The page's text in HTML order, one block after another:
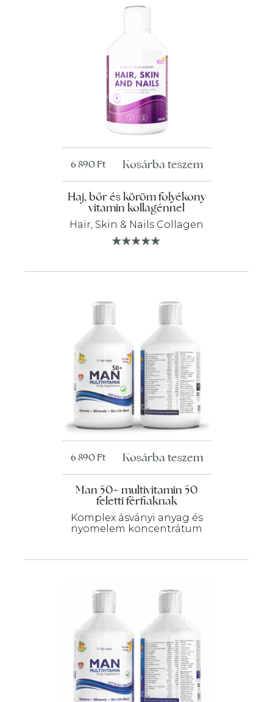
Haj, bőr és köröm folyékony
vitamin kollagénnel
Hair, Skin & Nails Collagen
6 890Ft Kosárba teszem
Man 50+ multivitamin 50
feletti férfiaknak
Komplex ásványi anyag és
nyomelem koncentrátum
6 890Ft Kosárba teszem